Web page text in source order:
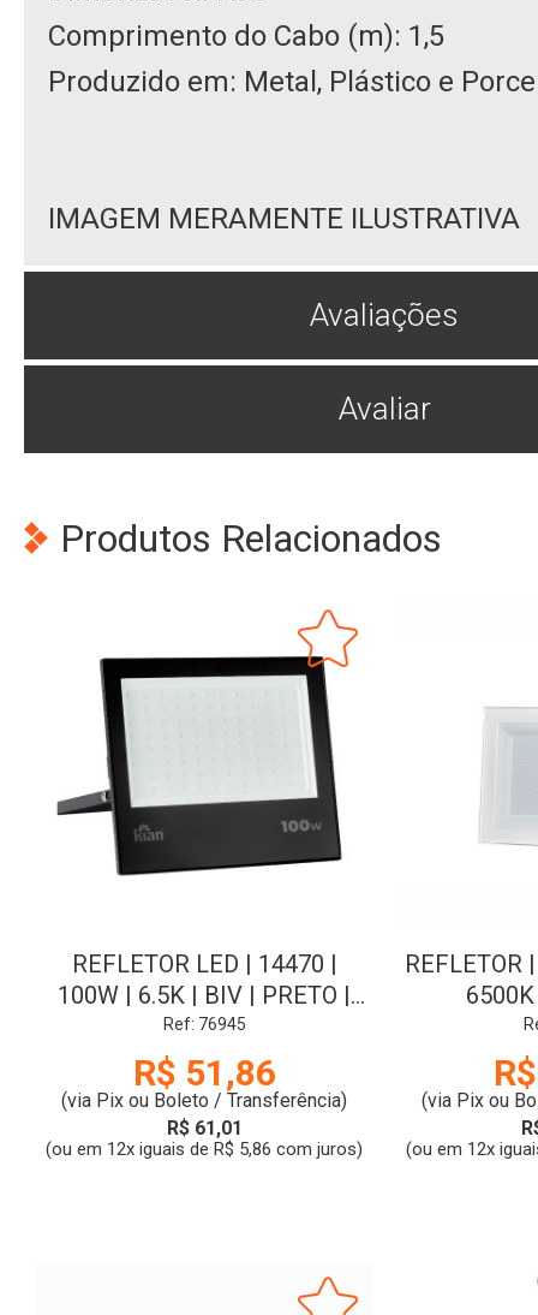
Comprimento do Cabo (m): 1,5
Produzido em: Metal, Plástico e
IMAGEM MERAMENTE ILUSTRATIVA
Avaliações
Avaliar
Produtos Relacionados
REFLETOR LED | 14470 |
100W | 6.5K | BIV | PRETO |
KIAN
Ref: 76945
R$ 51,86
(via Pix ou Boleto / Transferência)
R$ 61,01
(ou em 12x iguais de R$ 5,86 com juros)
REFLETOR
(via Pix ou
(ou em 12x